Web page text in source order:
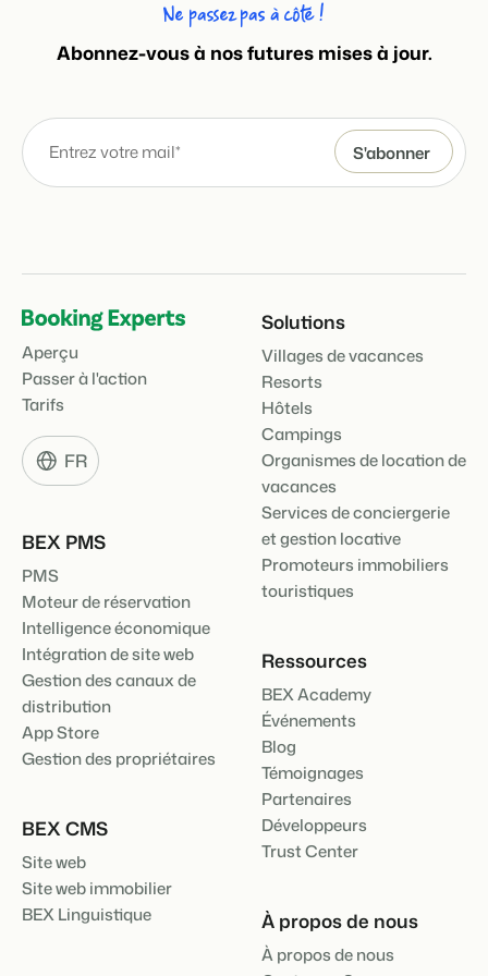
Ne passez pas à côté !
Abonnez-vous à nos futures mises à jour.
Aperçu
Passer à l'action
Tarifs
FR
BEX PMS
PMS
Moteur de réservation
Intelligence économique
Intégration de site web
Gestion des canaux de
distribution
App Store
Gestion des propriétaires
BEX CMS
Site web
Site web immobilier
BEX Linguistique
Solutions
Villages de vacances
Resorts
Hôtels
Campings
Organismes de location de
vacances
Services de conciergerie
et gestion locative
Promoteurs immobiliers
touristiques
Ressources
BEX Academy
Événements
Blog
Témoignages
Partenaires
Développeurs
Trust Center
À propos de nous
À propos de nous